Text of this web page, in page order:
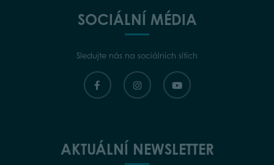
SOCIÁLNÍ MÉDIA
Sledujte nás na sociálních sítích
AKTUÁLNÍ NEWSLETTER